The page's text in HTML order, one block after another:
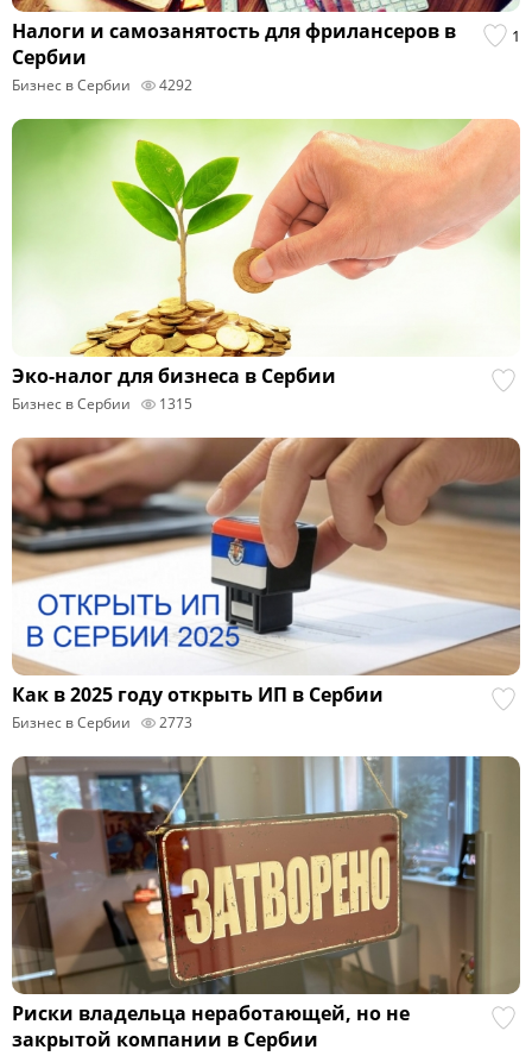
1
Налоги и самозанятость для фрилансеров в
Сербии
Бизнес в Сербии 4292
Эко-налог для бизнеса в Сербии
Бизнес в Сербии 1315
Как в 2025 году открыть ИП в Сербии
Бизнес в Сербии 2773
Риски владельца неработающей, но не
закрытой компании в Сербии